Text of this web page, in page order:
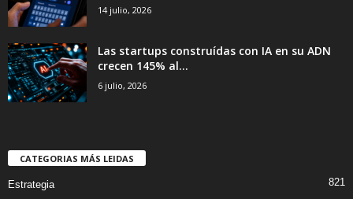
14 julio, 2026
Las startups construídas con IA en su ADN
crecen 145% al...
6 julio, 2026
CATEGORIAS MÁS LEIDAS
Estrategia 821